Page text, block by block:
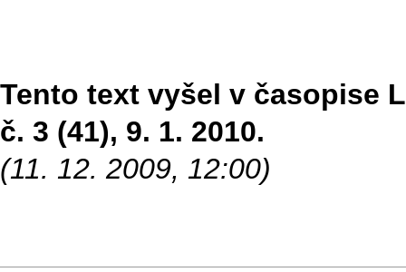
Tento text vyšel v časopise
č. 3 (41), 9. 1. 2010.
(11. 12. 2009, 12:00)